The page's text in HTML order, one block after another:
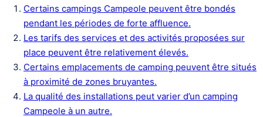
Certains campings Campeole peuvent être bondés
pendant les périodes de forte affluence.
Les tarifs des services et des activités proposées sur
place peuvent être relativement élevés.
Certains emplacements de camping peuvent être situés
à proximité de zones bruyantes.
La qualité des installations peut varier d’un camping
Campeole à un autre.